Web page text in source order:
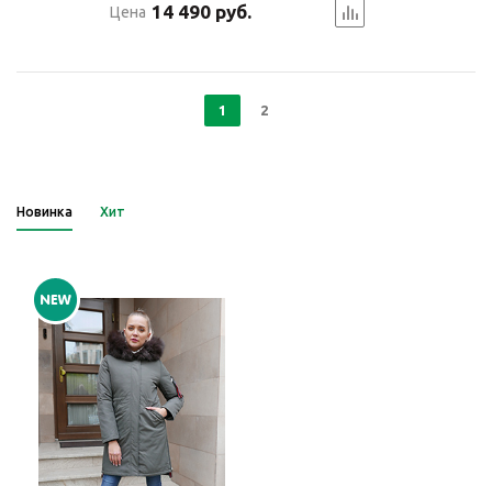
Цена 14 490 руб.
1 2
Новинка Хит